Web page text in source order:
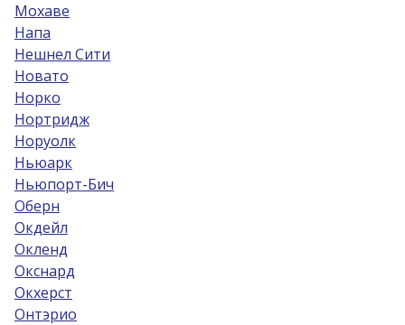
Мохаве
Напа
Нешнел Сити
Новато
Норко
Нортридж
Норуолк
Ньюарк
Ньюпорт-Бич
Оберн
Окдейл
Окленд
Окснард
Окхерст
Онтэрио